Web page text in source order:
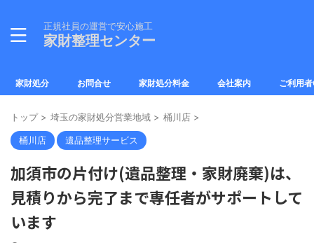
正規社員の運営で安心施工
家財整理センター
家財処分 お問合せ 家財処分料金 会社案内 ご利用
トップ > 埼玉の家財処分営業地域 > 桶川店 >
桶川店 遺品整理サービス
加須市の片付け(遺品整理・家財廃棄)は、
見積りから完了まで専任者がサポートして
います